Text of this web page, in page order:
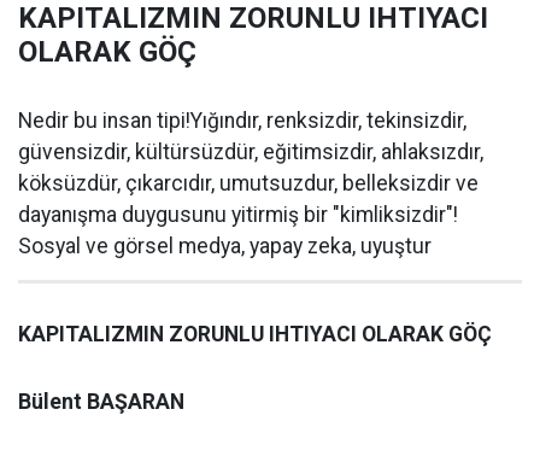
KAPITALIZMIN ZORUNLU IHTIYACI
OLARAK GÖÇ
Nedir bu insan tipi!Yığındır, renksizdir, tekinsizdir,
güvensizdir, kültürsüzdür, eğitimsizdir, ahlaksızdır,
köksüzdür, çıkarcıdır, umutsuzdur, belleksizdir ve
dayanışma duygusunu yitirmiş bir "kimliksizdir"!
Sosyal ve görsel medya, yapay zeka, uyuştur
KAPITALIZMIN ZORUNLU IHTIYACI OLARAK GÖÇ
Bülent BAŞARAN